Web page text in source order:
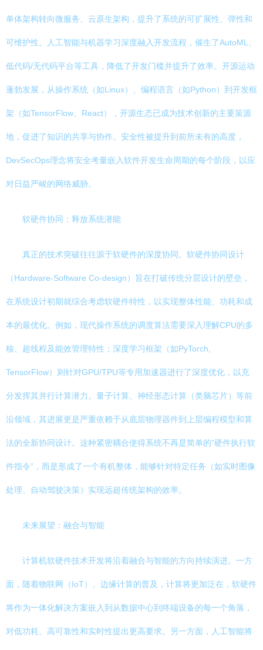
单体架构转向微服务、云原生架构，提升了系统的可扩展性、弹性和
可维护性。人工智能与机器学习深度融入开发流程，催生了AutoML、
低代码/无代码平台等工具，降低了开发门槛并提升了效率。开源运动
蓬勃发展，从操作系统（如Linux）、编程语言（如Python）到开发框
架（如TensorFlow、React），开源生态已成为技术创新的主要策源
地，促进了知识的共享与协作。安全性被提升到前所未有的高度，
DevSecOps理念将安全考量嵌入软件开发生命周期的每个阶段，以应
对日益严峻的网络威胁。
软硬件协同：释放系统潜能
真正的技术突破往往源于软硬件的深度协同。软硬件协同设计
（Hardware-Software Co-design）旨在打破传统分层设计的壁垒，
在系统设计初期就综合考虑软硬件特性，以实现整体性能、功耗和成
本的最优化。例如，现代操作系统的调度算法需要深入理解CPU的多
核、超线程及能效管理特性；深度学习框架（如PyTorch,
TensorFlow）则针对GPU/TPU等专用加速器进行了深度优化，以充
分发挥其并行计算潜力。量子计算、神经形态计算（类脑芯片）等前
沿领域，其进展更是严重依赖于从底层物理器件到上层编程模型和算
法的全新协同设计。这种紧密耦合使得系统不再是简单的“硬件执行软
件指令”，而是形成了一个有机整体，能够针对特定任务（如实时图像
处理、自动驾驶决策）实现远超传统架构的效率。
未来展望：融合与智能
计算机软硬件技术开发将沿着融合与智能的方向持续演进。一方
面，随着物联网（IoT）、边缘计算的普及，计算将更加泛在，软硬件
将作为一体化解决方案嵌入到从数据中心到终端设备的每一个角落，
对低功耗、高可靠性和实时性提出更高要求。另一方面，人工智能将